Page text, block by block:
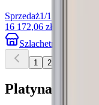
Sprzedaż1/1
16 172,06 zł
Szlachetne Inwestycje
1 2
Platyna